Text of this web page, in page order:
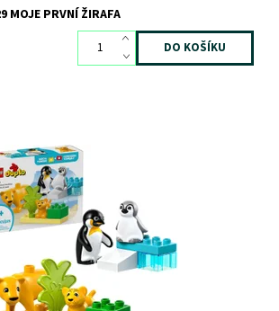
MOJE PRVNÍ ŽIRAFA
ratolestí na cestu kolem světa.
2 ks